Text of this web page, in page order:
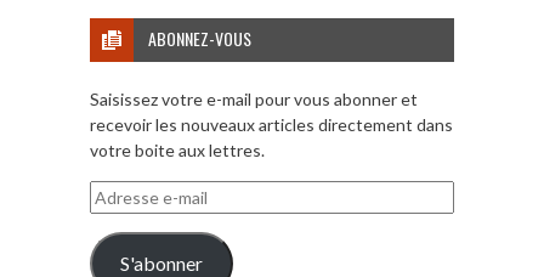
ABONNEZ-VOUS
Saisissez votre e-mail pour vous abonner et
recevoir les nouveaux articles directement dans
votre boite aux lettres.
Adresse
e-
mail
S'abonner